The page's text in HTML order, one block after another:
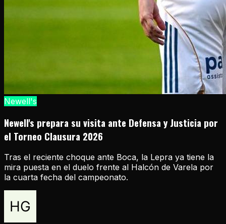
Newell's
Newell's prepara su visita ante Defensa y Justicia por
el Torneo Clausura 2026
Tras el reciente choque ante Boca, la Lepra ya tiene la
mira puesta en el duelo frente al Halcón de Varela por
la cuarta fecha del campeonato.